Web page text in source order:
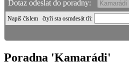
Dotaz odeslat do poradny:
Napiš číslem čtyři sta osmdesát tři:
Poradna 'Kamarádi'